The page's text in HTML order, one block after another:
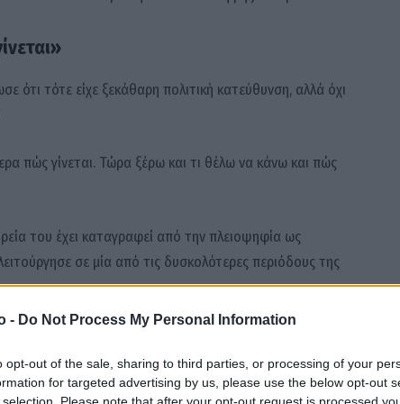
- Do Not Process My Personal Information
opt-out of the sale, sharing to third parties, or processing of your
for targeted advertising by us, please use the below opt-out
ότι τότε είχε ξεκάθαρη πολιτική κατεύθυνση, αλλά όχι
πώς γίνεται. Τώρα ξέρω και τι θέλω να κάνω και πώς
του έχει καταγραφεί από την πλειοψηφία ως
σε μία από τις δυσκολότερες περιόδους της
θητείας του οι πολίτες ένιωθαν ότι ζούσαν καλύτερα